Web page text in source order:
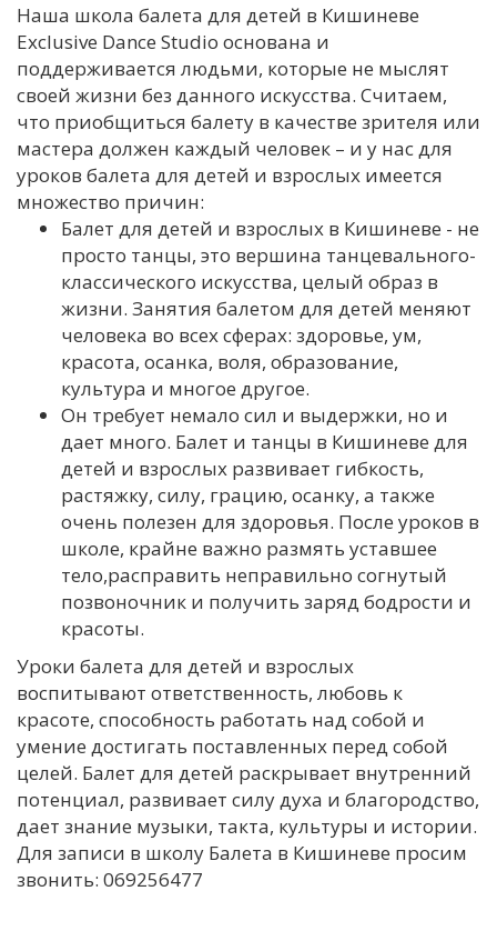
Наша школа балета для детей в Кишиневе
Exclusive Dance Studio основана и
поддерживается людьми, которые не мыслят
своей жизни без данного искусства. Считаем,
что приобщиться балету в качестве зрителя или
мастера должен каждый человек – и у нас для
уроков балета для детей и взрослых имеется
множество причин:
Балет для детей и взрослых в Кишиневе - не
просто танцы, это вершина танцевального-
классического искусства, целый образ в
жизни. Занятия балетом для детей меняют
человека во всех сферах: здоровье, ум,
красота, осанка, воля, образование,
культура и многое другое.
Он требует немало сил и выдержки, но и
дает много. Балет и танцы в Кишиневе для
детей и взрослых развивает гибкость,
растяжку, силу, грацию, осанку, а также
очень полезен для здоровья. После уроков в
школе, крайне важно размять уставшее
тело,расправить неправильно согнутый
позвоночник и получить заряд бодрости и
красоты.
Уроки балета для детей и взрослых
воспитывают ответственность, любовь к
красоте, способность работать над собой и
умение достигать поставленных перед собой
целей. Балет для детей раскрывает внутренний
потенциал, развивает силу духа и благородство,
дает знание музыки, такта, культуры и истории.
Для записи в школу Балета в Кишиневе просим
звонить: 069256477